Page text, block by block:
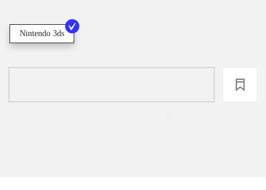
Nintendo 3ds